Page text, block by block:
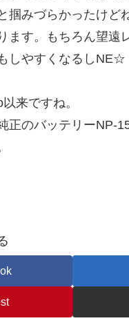
みづらかったけど
ます。もちろん望遠
しやすくなるしNE☆
来ですね。
正のバッテリーNP-